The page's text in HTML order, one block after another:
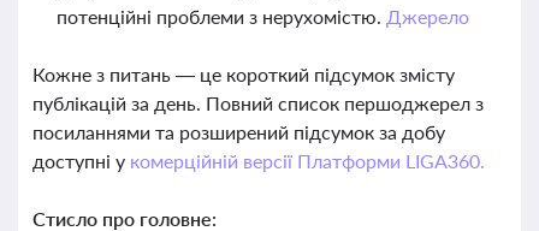
потенційні проблеми з нерухомістю. Джерело
Кожне з питань — це короткий підсумок змісту
публікацій за день. Повний список першоджерел з
посиланнями та розширений підсумок за добу
доступні у комерційній версії Платформи LIGA360.
Стисло про головне: